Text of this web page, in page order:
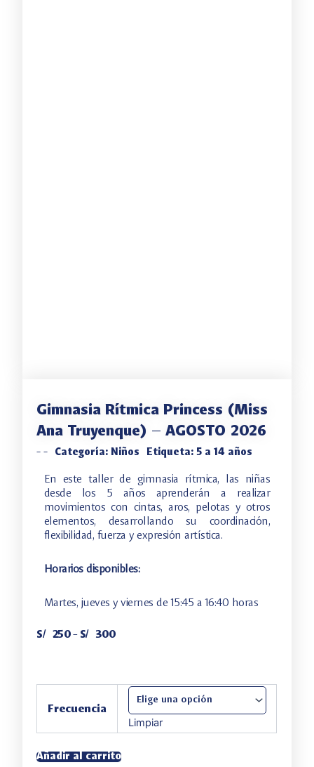
Gimnasia Rítmica Princess (Miss
Ana Truyenque) – AGOSTO 2026
-- Categoría: Niños Etiqueta: 5 a 14 años
En este taller de gimnasia rítmica, las niñas
desde los 5 años aprenderán a realizar
movimientos con cintas, aros, pelotas y otros
elementos, desarrollando su coordinación,
flexibilidad, fuerza y expresión artística.
Horarios disponibles:
Martes, jueves y viernes de15:45 a 16:40 horas
S/250 - S/ 300Rango
desde
S/ 250
hasta
S/ 300
Frecuencia
Limpiar
Rítmica
(Miss
Truyenque)
Añadir al carrito